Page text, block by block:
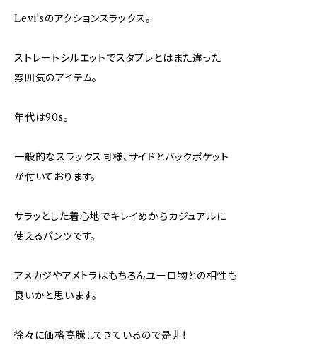
Levi'sのアクションスラックス。
ストレートシルエットでスタプレとはまた違った
雰囲気のアイテム。
年代は90s。
一般的なスラックス同様、サイドとバックポケット
が付いております。
サラッとした着心地でキレイめからカジュアルに
使えるパンツです。
アメカジやアメトラはもちろんユーロ物との相性も
良いかと思います。
徐々に価格高騰してきているので是非!